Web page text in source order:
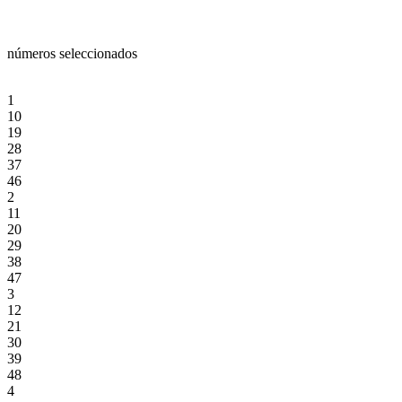
números seleccionados
1
10
19
28
37
46
2
11
20
29
38
47
3
12
21
30
39
48
4